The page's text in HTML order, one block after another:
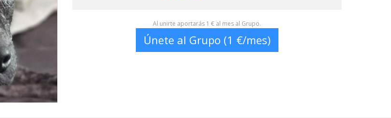
Al unirte aportarás 1 € al mes al Grupo.
Únete al Grupo (1 €/mes)